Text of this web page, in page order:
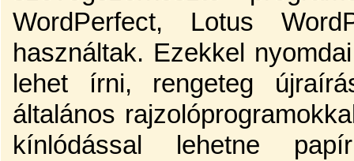
WordPerfect, Lotus
használtak. Ezekkel
lehet írni, rengeteg
általános
kínlódással lehetne